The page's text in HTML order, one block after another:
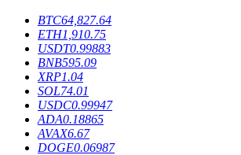
BTC64,827.64
ETH1,910.75
USDT0.99883
BNB595.09
XRP1.04
SOL74.01
USDC0.99947
ADA0.18865
AVAX6.67
DOGE0.06987